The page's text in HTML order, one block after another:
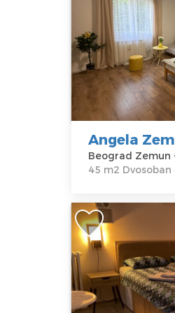
Beograd
Lokacija:
Beograd
Zemun
Adresa:
Vladimira
Nikolica 15
Cena
51 €
Angela
Beograd Zemun
45 m2 Dvosoban
Studio
Zemun
Beograd
Lokacija:
Beograd